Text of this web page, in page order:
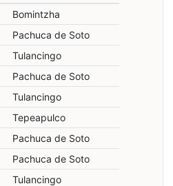
Bomintzha
Pachuca de Soto
Tulancingo
Pachuca de Soto
Tulancingo
Tepeapulco
Pachuca de Soto
Pachuca de Soto
Tulancingo